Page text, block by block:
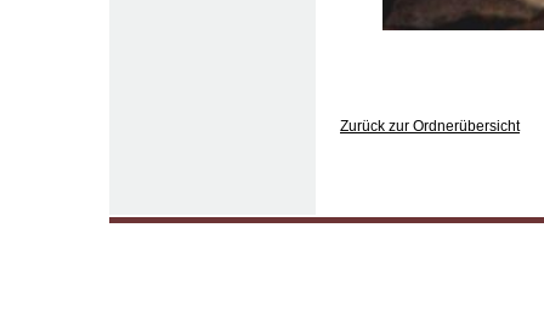
Zurück zur Ordnerübersicht